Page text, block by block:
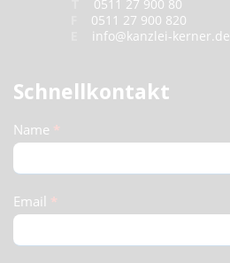
0511 27 900 80
0511 27 900 820
info@kanzlei-kerner.de
Schnellkontakt
Schnellkontakt
(Footer)
Name *
Email *